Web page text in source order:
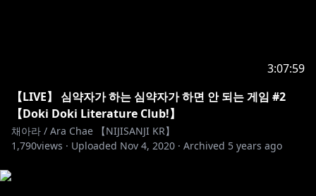
3:07:59
【LIVE】 심약자가 하는 심약자가 하면 안 되는 게임 #2
【Doki Doki Literature Club!】
채아라 / Ara Chae 【NIJISANJI KR】
1,790views · Uploaded Nov 4, 2020 · Archived 5 years ago